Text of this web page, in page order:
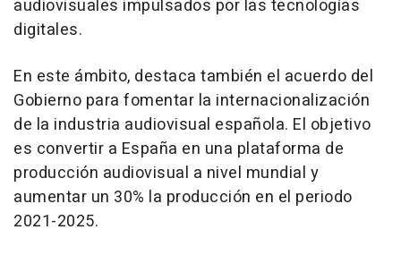
audiovisuales impulsados por las tecnologías
digitales.
En este ámbito, destaca también el acuerdo del
Gobierno para fomentar la internacionalización
de la industria audiovisual española. El objetivo
es convertir a España en una plataforma de
producción audiovisual a nivel mundial y
aumentar un 30% la producción en el periodo
2021-2025.